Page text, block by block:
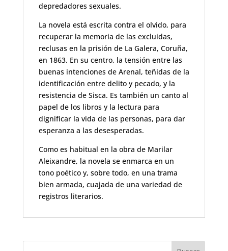
depredadores sexuales.
La novela está escrita contra el olvido, para
recuperar la memoria de las excluidas,
reclusas en la prisión de La Galera, Coruña,
en 1863. En su centro, la tensión entre las
buenas intenciones de Arenal, teñidas de la
identificación entre delito y pecado, y la
resistencia de Sisca. Es también un canto al
papel de los libros y la lectura para
dignificar la vida de las personas, para dar
esperanza a las desesperadas.
Como es habitual en la obra de Marilar
Aleixandre, la novela se enmarca en un
tono poético y, sobre todo, en una trama
bien armada, cuajada de una variedad de
registros literarios.